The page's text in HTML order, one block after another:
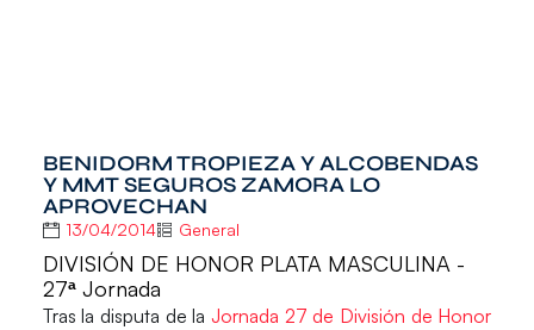
BENIDORM TROPIEZA Y ALCOBENDAS
Y MMT SEGUROS ZAMORA LO
APROVECHAN
13/04/2014 General
DIVISIÓN DE HONOR PLATA MASCULINA -
27ª Jornada
Tras la disputa de la Jornada 27 de División de Honor